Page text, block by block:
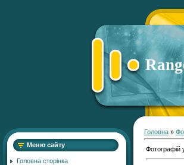
Меню сайту
Головна сторінка
Головна »
Фотографій